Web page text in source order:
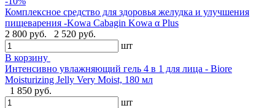
Комплексное средство для здоровья желудка и улучшения
пищеварения -Kowa Cabagin Kowa α Plus
2 800 руб.
2 520 руб.
шт
В корзину
Интенсивно увлажняющий гель 4 в 1 для лица - Biore
Moisturizing Jelly Very Moist, 180 мл
1 850 руб.
шт